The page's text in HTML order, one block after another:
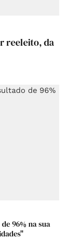
reeleito, da
96% na sua